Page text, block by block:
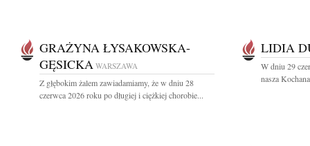
GRAŻYNA ŁYSAKOWSKA-
GĘSICKA WARSZAWA
Z głębokim żalem zawiadamiamy, że w dniu 28
czerwca 2026 roku po długiej i ciężkiej chorobie...
LIDIA
W dniu 29
nasza